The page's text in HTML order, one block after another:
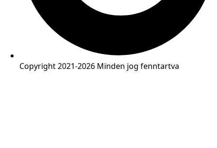
Copyright 2021-2026 Minden jog fenntartva